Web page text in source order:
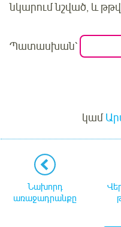
նկարում նշված, և
Պատասխան՝
կամ
Նախորդ
առաջադրանքը